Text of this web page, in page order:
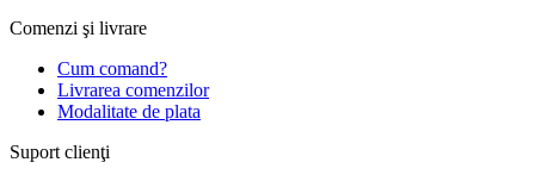
Comenzi şi livrare
Cum comand?
Livrarea comenzilor
Modalitate de plata
Suport clienţi